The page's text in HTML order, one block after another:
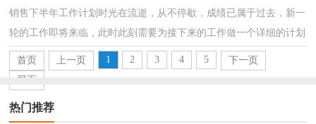
销售下半年工作计划时光在流逝，从不停歇，成绩已属于过去，新一
轮的工作即将来临，此时此刻需要为接下来的工作做一个详细的计划
了。相信许多人会觉得计划很难写？以下是小编为大家整...
首页 上一页 1 2 3 4 5
下一页
尾页
热门推荐